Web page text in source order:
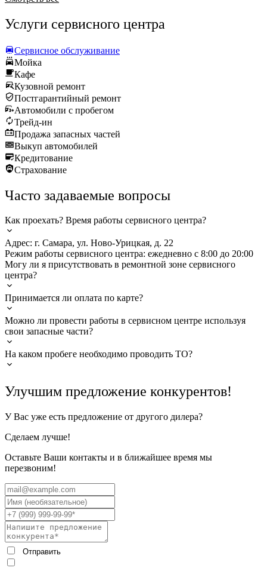
Услуги сервисного центра
Сервисное обслуживание
Мойка
Кафе
Кузовной ремонт
Постгарантийный ремонт
Автомобили с пробегом
Трейд-ин
Продажа запасных частей
Выкуп автомобилей
Кредитование
Страхование
Часто задаваемые вопросы
Как проехать? Время работы сервисного центра?
Адрес: г. Самара, ул. Ново-Урицкая, д. 22
Режим работы сервисного центра: ежедневно с 8:00 до 20:00
Могу ли я присутствовать в ремонтной зоне сервисного
центра?
Принимается ли оплата по карте?
Можно ли провести работы в сервисном центре используя
свои запасные части?
На каком пробеге необходимо проводить ТО?
Улучшим предложение конкурентов!
У Вас уже есть предложение от другого дилера?
Сделаем лучше!
Оставьте Ваши контакты и в ближайшее время мы
перезвоним!